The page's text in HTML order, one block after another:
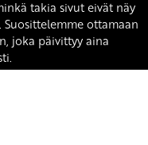
jäsen.